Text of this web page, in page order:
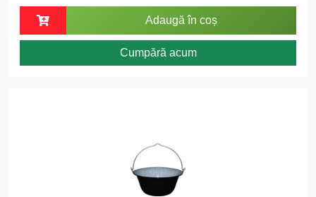
Adaugă în coș
Cumpără acum